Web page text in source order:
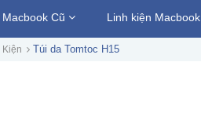
Macbook Cũ Linh kiện Macbook
Kiện Túi da Tomtoc H15